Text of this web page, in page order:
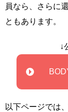
員なら、さらに
ともあります。
↓
以下ページでは